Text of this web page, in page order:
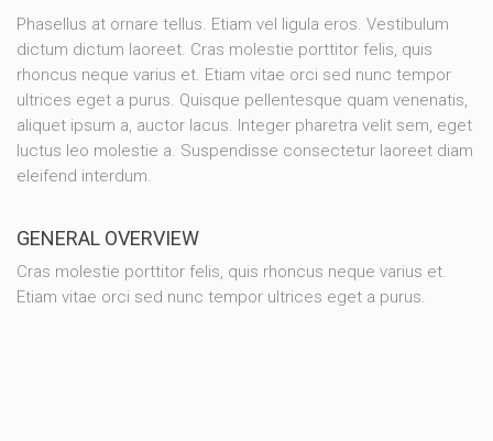
Phasellus at ornare tellus. Etiam vel ligula eros. Vestibulum
dictum dictum laoreet. Cras molestie porttitor felis, quis
rhoncus neque varius et. Etiam vitae orci sed nunc tempor
ultrices eget a purus. Quisque pellentesque quam venenatis,
aliquet ipsum a, auctor lacus. Integer pharetra velit sem, eget
luctus leo molestie a. Suspendisse consectetur laoreet diam
eleifend interdum.
GENERAL OVERVIEW
Cras molestie porttitor felis, quis rhoncus neque varius et.
Etiam vitae orci sed nunc tempor ultrices eget a purus.